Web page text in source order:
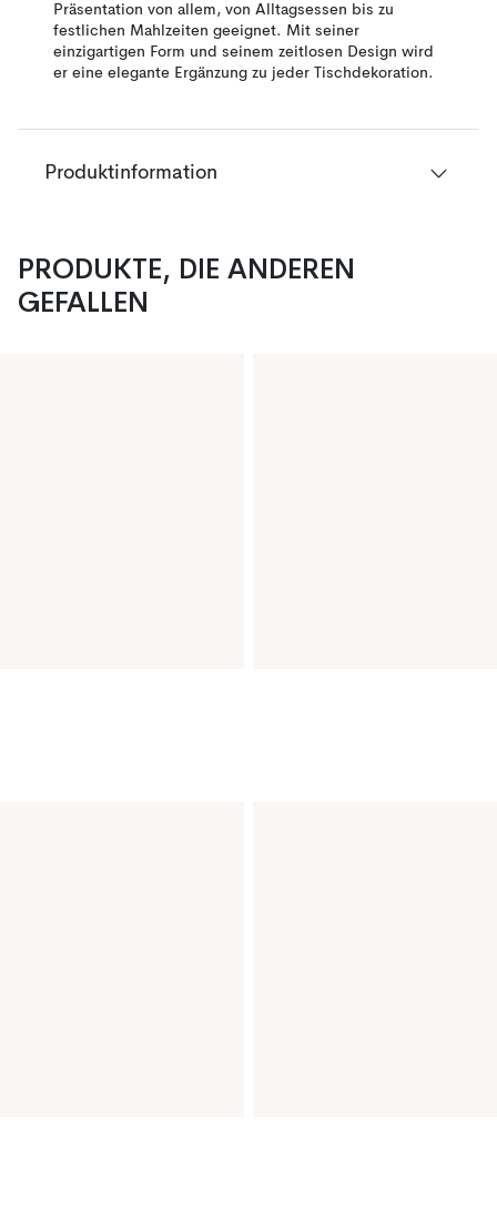
Präsentation von allem, von Alltagsessen bis zu
festlichen Mahlzeiten geeignet. Mit seiner
einzigartigen Form und seinem zeitlosen Design wird
er eine elegante Ergänzung zu jeder Tischdekoration.
Produktinformation
PRODUKTE, DIE ANDEREN
GEFALLEN